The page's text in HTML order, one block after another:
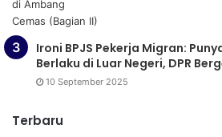
Ironi BPJS Pekerja Migran:
Berlaku di Luar Negeri, DPR
10 September 2025
Terbaru